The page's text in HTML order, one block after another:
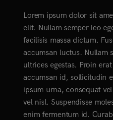
Lorem ipsum dolor sit
elit. Nullam semper leo
facilisis massa dictum.
accumsan luctus. Nullam
ultrices egestas. Proin
accumsan id, sollicitudin
ipsum urna, consequat
vel nisl. Suspendisse
enim fermentum id.